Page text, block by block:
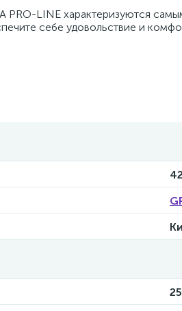
PRO-LINE характеризуются
себе удовольствие и